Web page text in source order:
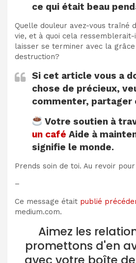
ce qui était beau
Quelle douleur avez-vous traîné
vie, et à quoi cela
laisser se terminer avec la
destruction?
Si cet article vous a
chose de précieux,
commenter, partager
Votre soutien à
un café Aide à
signifie le monde.
Prends soin de toi. Au revoir
–
Ce message était publié
medium.com.
Aimez les
promettons d'en